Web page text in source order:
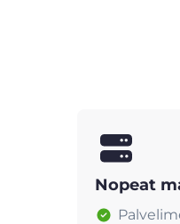
Nopeat